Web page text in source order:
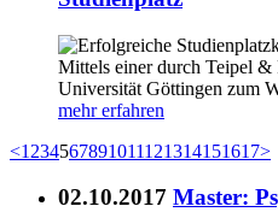
Mittels einer durch Teipel &
Universität Göttingen zum
mehr erfahren
<1 234567891011121314151617>
02.10.2017 Master: